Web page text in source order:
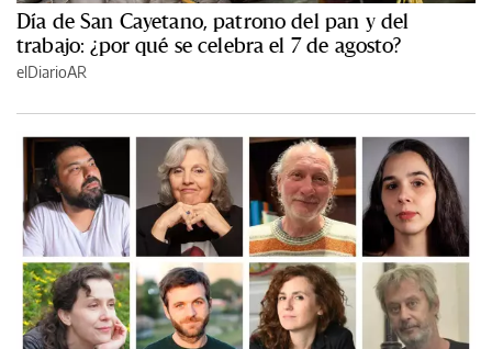
Día de San Cayetano, patrono del pan y del
trabajo: ¿por qué se celebra el 7 de agosto?
elDiarioAR